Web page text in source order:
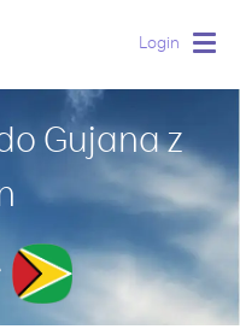
Login
Gujana z